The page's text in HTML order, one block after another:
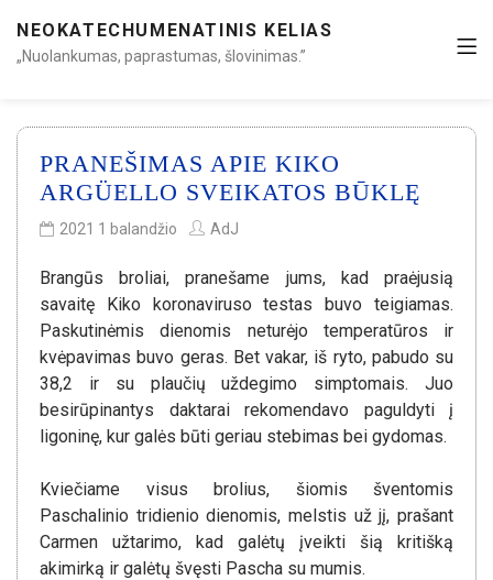
NEOKATECHUMENATINIS KELIAS
„Nuolankumas, paprastumas, šlovinimas.”
PRANEŠIMAS APIE KIKO
ARGÜELLO SVEIKATOS BŪKLĘ
2021 1 balandžio AdJ
Brangūs broliai, pranešame jums, kad praėjusią
savaitę Kiko koronaviruso testas buvo teigiamas.
Paskutinėmis dienomis neturėjo temperatūros ir
kvėpavimas buvo geras. Bet vakar, iš ryto, pabudo su
38,2 ir su plaučių uždegimo simptomais. Juo
besirūpinantys daktarai rekomendavo paguldyti į
ligoninę, kur galės būti geriau stebimas bei gydomas.
Kviečiame visus brolius, šiomis šventomis
Paschalinio tridienio dienomis, melstis už jį, prašant
Carmen užtarimo, kad galėtų įveikti šią kritišką
akimirką ir galėtų švęsti Pascha su mumis.